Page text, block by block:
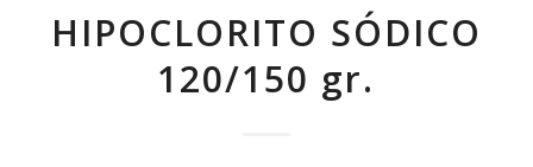
HIPOCLORITO SÓDICO
120/150 gr.